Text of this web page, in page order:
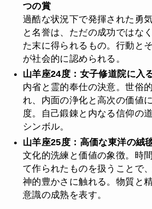
つの賞
過酷な状況下で発揮された勇
と名誉は、ただの成功ではな
た末に得られるもの。行動と
が社会的に認められる。
山羊座24度：女子修道院に入
内省と霊的奉仕の決意。世俗
れ、内面の浄化と高次の価値
度。自己鍛錬と内なる信仰の
シンボル。
山羊座25度：高価な東洋の絨
文化的洗練と価値の象徴。時
て作られたものを扱うことで
神的豊かさに触れる。物質と
意識の成熟を表す。